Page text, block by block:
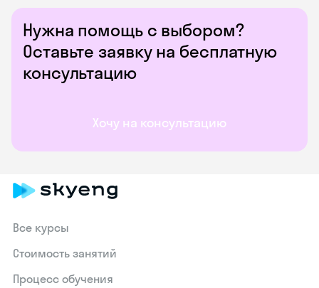
Нужна помощь с выбором?
Оставьте заявку на бесплатную
консультацию
Хочу на консультацию
Все курсы
Стоимость занятий
Процесс обучения